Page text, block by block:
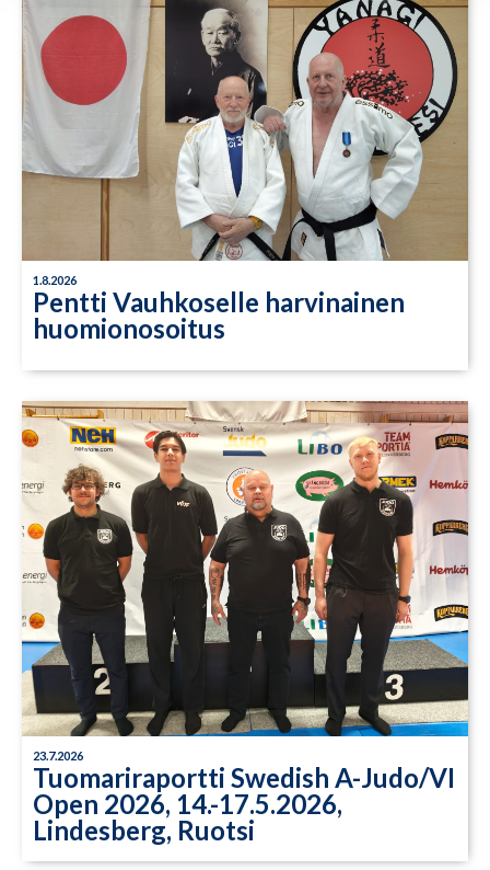
1.8.2026
Pentti Vauhkoselle harvinainen
huomionosoitus
23.7.2026
Tuomariraportti Swedish A-Judo/VI
Open 2026, 14.-17.5.2026,
Lindesberg, Ruotsi